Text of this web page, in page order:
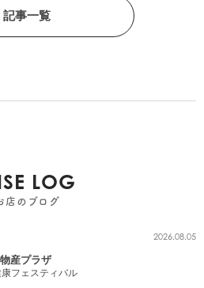
記事一覧
LOG
店のブログ
2026.08.05
産プラザ
康フェスティバル